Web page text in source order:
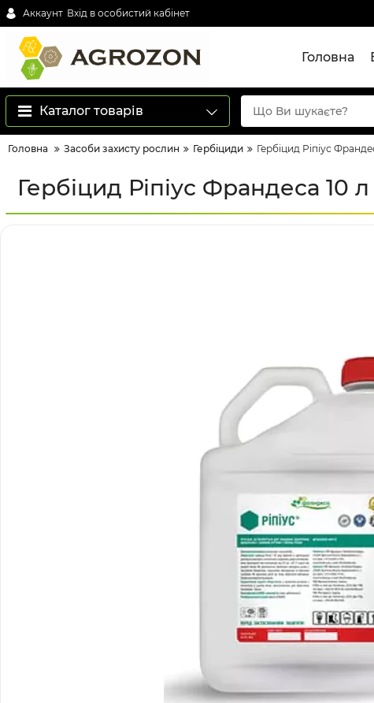
Аккаунт Вхід в особистий кабінет
Головна
Каталог товарів
Головна Засоби захисту рослин Гербіциди Гербіцид Ріпіус
Гербіцид Ріпіус Франдеса 10 л